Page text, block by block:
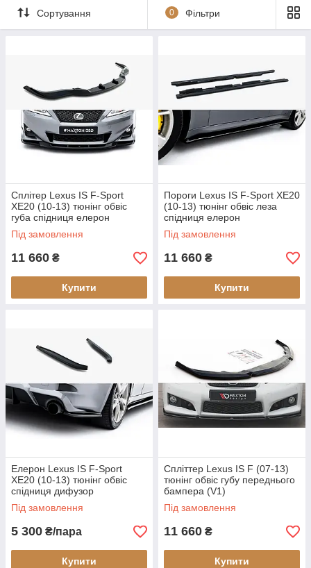
Сортування 0 Фільтри
Сплітер Lexus IS F-Sport
XE20 (10-13) тюнінг обвіс
губа спідниця елерон
Під замовлення
11 660 ₴
Купити
Пороги Lexus IS F-Sport XE20
(10-13) тюнінг обвіс леза
спідниця елерон
Під замовлення
11 660 ₴
Купити
Елерон Lexus IS F-Sport
XE20 (10-13) тюнінг обвіс
спідниця дифузор
Під замовлення
5 300 ₴/пара
Купити
Спліттер Lexus IS F (07-13)
тюнінг обвіс губу переднього
бампера (V1)
Під замовлення
11 660 ₴
Купити